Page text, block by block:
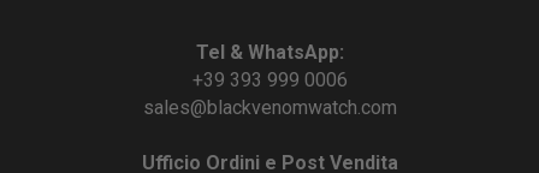
Tel & WhatsApp:
+39 393 999 0006
sales@blackvenomwatch.com
Ufficio Ordini e Post Vendita